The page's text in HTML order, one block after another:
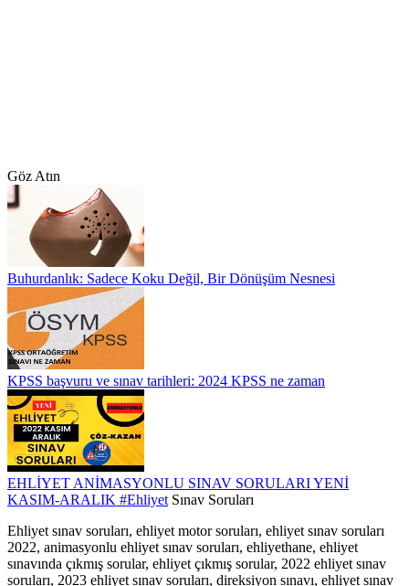
Göz Atın
Buhurdanlık: Sadece Koku Değil, Bir Dönüşüm Nesnesi
KPSS başvuru ve sınav tarihleri: 2024 KPSS ne zaman
EHLİYET ANİMASYONLU SINAV SORULARI YENİ
KASIM-ARALIK #Ehliyet Sınav Soruları
Ehliyet sınav soruları, ehliyet motor soruları, ehliyet sınav soruları
2022, animasyonlu ehliyet sınav soruları, ehliyethane, ehliyet
sınavında çıkmış sorular, ehliyet çıkmış sorular, 2022 ehliyet sınav
soruları, 2023 ehliyet sınav soruları, direksiyon sınavı, ehliyet sınav